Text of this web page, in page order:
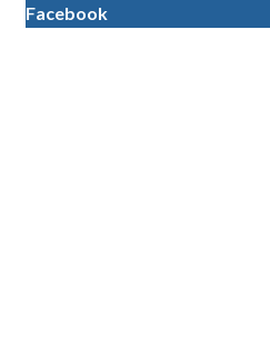
Facebook